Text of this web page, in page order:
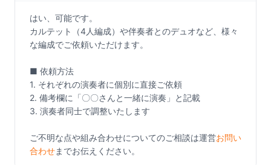
はい、可能です。
カルテット（4人編成）や伴奏者とのデュオなど、様々
な編成でご依頼いただけます。
■ 依頼方法
1. それぞれの演奏者に個別に直接ご依頼
2. 備考欄に「〇〇さんと一緒に演奏」と記載
3. 演奏者同士で調整いたします
ご不明な点や組み合わせについてのご相談は運営お問い
合わせまでお伝えください。